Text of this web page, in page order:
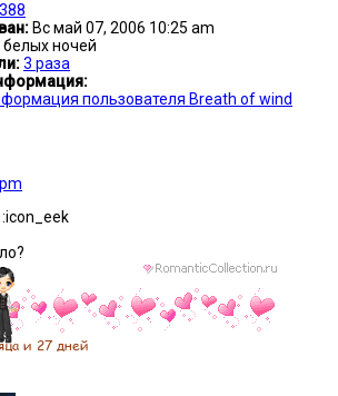
Вс май 07, 2006 10:25 am
белых ночей
3 раза
пользователя Breath of wind
:icon_eek